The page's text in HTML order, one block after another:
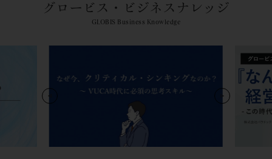
グロービス・ビジネスナレッジ
GLOBIS Business Knowledge